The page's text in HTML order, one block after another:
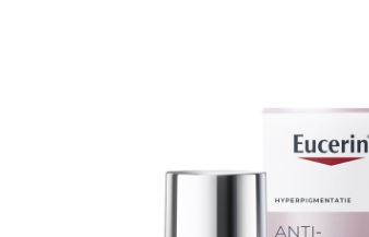
Eucerin A/pigment